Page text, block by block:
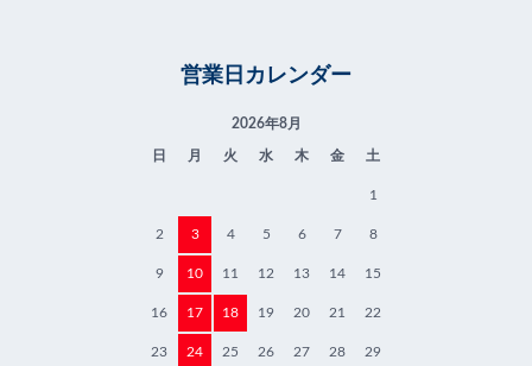
営業日カレンダー
2026年8月
日 月 火 水 木 金 土
1
2 3 4 5 6 7 8
9 10 11 12 13 14 15
16 17 18 19 20 21 22
23 24 25 26 27 28 29